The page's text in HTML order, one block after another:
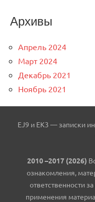
Архивы
Апрель 2024
Март 2024
Декабрь 2021
Ноябрь 2021
EJ9 и EK3 — записки
2010 –2017 (2026)
ознакомления,
ответственности
применения